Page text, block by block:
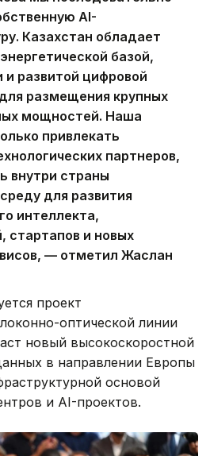
AI-
Казахстан обладает
базой,
и развитой цифровой
размещения крупных
мощностей. Наша
привлекать
партнеров,
внутри страны
для развития
интеллекта,
стартапов и новых
— отметил Жаслан
проект
оптической линии
новый высокоскоростной
в направлении Европы
основой
и AI-проектов.